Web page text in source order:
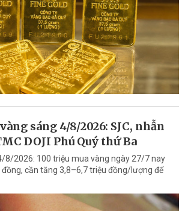
sáng 4/8/2026: SJC, nhẫn
DOJI Phú Quý thứ Ba
8/2026: 100 triệu mua vàng ngày 27/7 nay
cần tăng 3,8–6,7 triệu đồng/lượng để